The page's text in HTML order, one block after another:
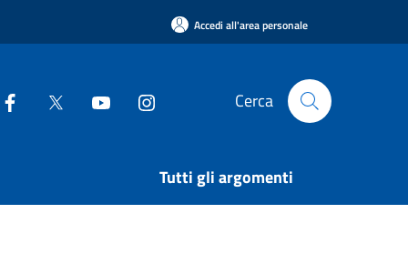
Accedi all'area personale
Cerca
Tutti gli argomenti